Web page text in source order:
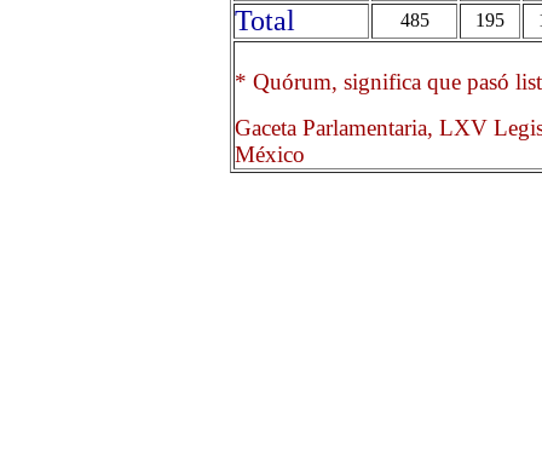
Total
485 195
* Quórum, significa que pasó
Gaceta Parlamentaria, LXV
México